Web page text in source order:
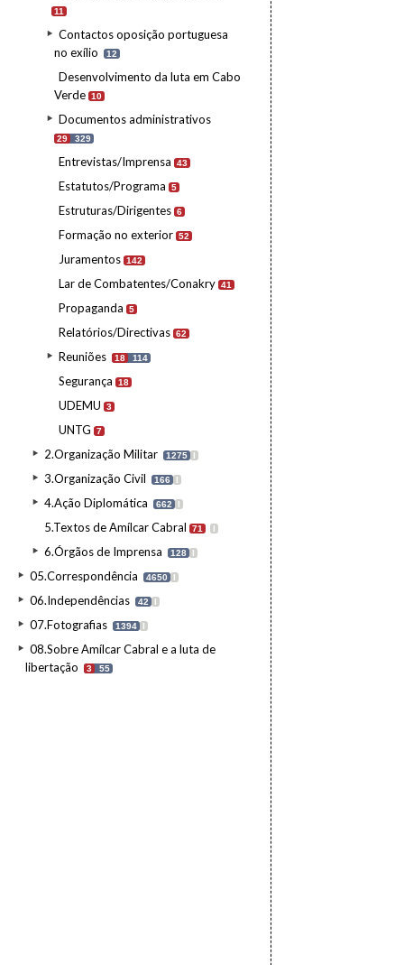
11
Contactos oposição portuguesa
no exílio
12
Desenvolvimento da luta em Cabo
Verde 10
Documentos administrativos
29 329
Entrevistas/Imprensa 43
Estatutos/Programa 5
Estruturas/Dirigentes 6
Formação no exterior 52
Juramentos 142
Lar de Combatentes/Conakry 41
Propaganda 5
Relatórios/Directivas 62
Reuniões 18 114
Segurança 18
UDEMU 3
UNTG 7
2.Organização Militar 1275 I
3.Organização Civil 166 I
4.Ação Diplomática 662 I
5.Textos de Amílcar Cabral 71 I
6.Órgãos de Imprensa 128 I
05.Correspondência 4650 I
06.Independências 42 I
07.Fotografias 1394 I
08.Sobre Amílcar Cabral e a luta de
libertação
3 55